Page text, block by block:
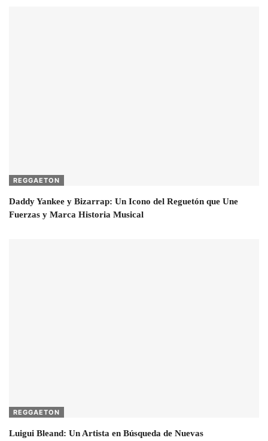
REGGAETON
Daddy Yankee y Bizarrap: Un Icono del Reguetón que Une
Fuerzas y Marca Historia Musical
REGGAETON
Luigui Bleand: Un Artista en Búsqueda de Nuevas